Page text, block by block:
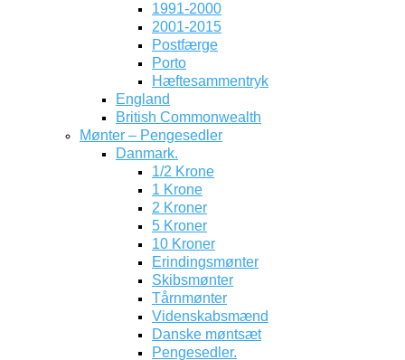
1991-2000
2001-2015
Postfærge
Porto
Hæftesammentryk
England
British Commonwealth
Mønter – Pengesedler
Danmark.
1/2 Krone
1 Krone
2 Kroner
5 Kroner
10 Kroner
Erindingsmønter
Skibsmønter
Tårnmønter
Videnskabsmænd
Danske møntsæt
Pengesedler.